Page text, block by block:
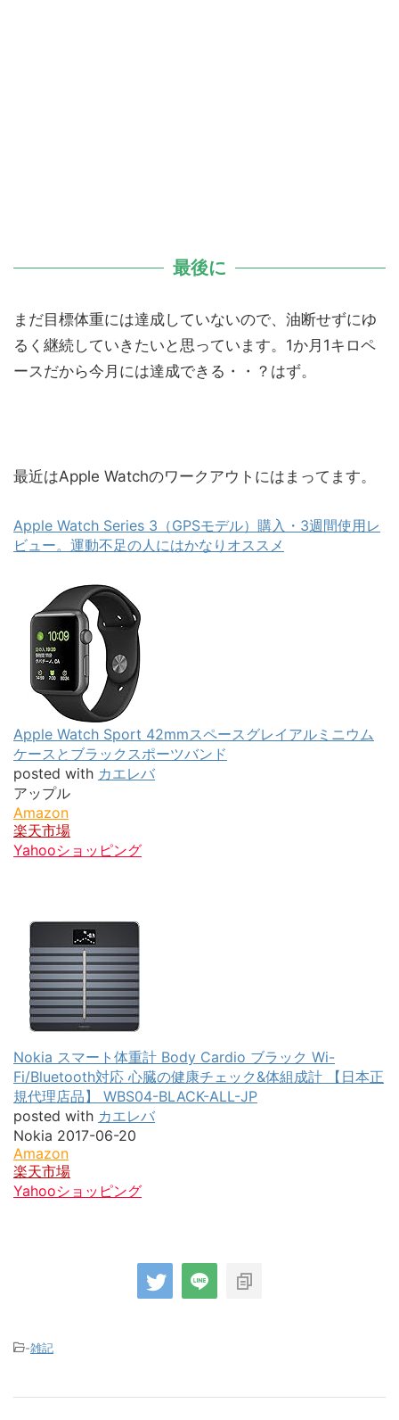
最後に
まだ目標体重には達成していないので、油断せずにゆ
るく継続していきたいと思っています。1か月1キロペ
ースだから今月には達成できる・・？はず。
最近はApple Watchのワークアウトにはまってます。
Apple Watch Series 3（GPSモデル）購入・3週間使用レ
ビュー。運動不足の人にはかなりオススメ
Apple Watch Sport 42mmスペースグレイアルミニウム
ケースとブラックスポーツバンド
posted with カエレバ
アップル
Amazon
楽天市場
Yahooショッピング
Nokia スマート体重計 Body Cardio ブラック Wi-
Fi/Bluetooth対応 心臓の健康チェック&体組成計 【日本正
規代理店品】 WBS04-BLACK-ALL-JP
posted with カエレバ
Nokia 2017-06-20
Amazon
楽天市場
Yahooショッピング
-雑記